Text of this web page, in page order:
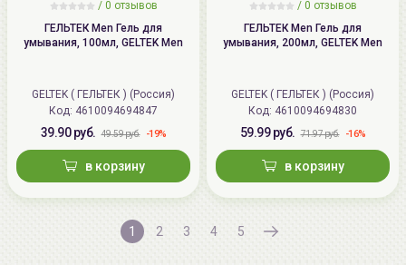
/ 0 отзывов
ГЕЛЬТЕК Men Гель для
умывания, 100мл, GELTEK Men
GELTEK ( ГЕЛЬТЕК ) (Россия)
Код: 4610094694847
39.90 руб. 49.59 руб. -19%
в корзину
/ 0 отзывов
ГЕЛЬТЕК Men Гель для
умывания, 200мл, GELTEK Men
GELTEK ( ГЕЛЬТЕК ) (Россия)
Код: 4610094694830
59.99 руб. 71.97 руб. -16%
в корзину
1 2 3 4 5